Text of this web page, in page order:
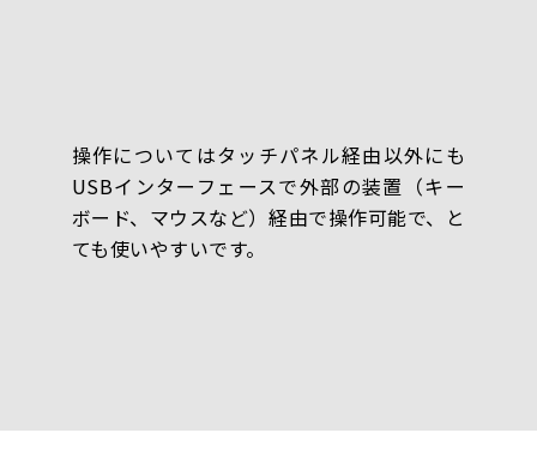
操作についてはタッチパネル経由以外にも
USBインターフェースで外部の装置（キー
ボード、マウスなど）経由で操作可能で、と
ても使いやすいです。